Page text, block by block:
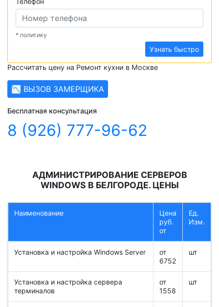
* политику
Узнать быстро
Рассчитать цену на Ремонт кухни в Москве
📉 ВЫЗОВ ЗАМЕРЩИКА
Бесплатная консультация
8 (926) 777-96-62
АДМИНИСТРИРОВАНИЕ СЕРВЕРОВ
WINDOWS В БЕЛГОРОДЕ. ЦЕНЫ
Наименование
Цена
руб.
от
Ед.
Изм.
Установка и настройка Windows Server
от
6752
шт
Установка и настройка сервера
терминалов
от
1558
шт